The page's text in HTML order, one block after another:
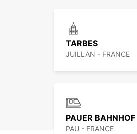
TARBES
JUILLAN - FRANCE
PAUER BAHNHOF
PAU - FRANCE